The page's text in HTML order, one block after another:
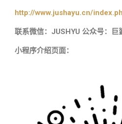
http://www.jushayu.cn/
联系微信：JUSHYU 公众号：巨
小程序介绍页面：